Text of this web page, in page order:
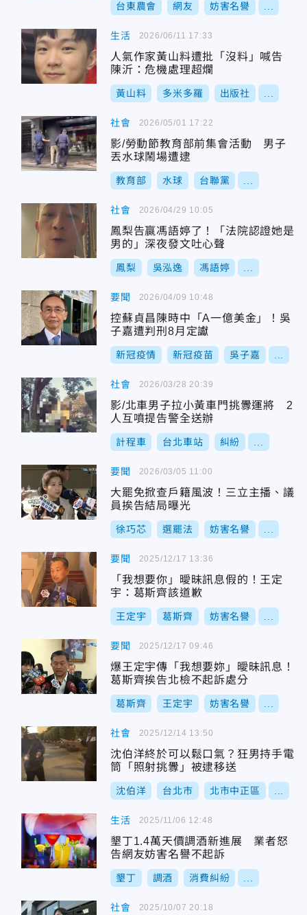
台東農會 網友 妨害名譽
生活
人氣作家黃山料遭批「沒料」喊告
陳沂：危機處理超爛
黃山料 多米多羅 出版社
2026/06/11 17:33
社會
影/勞動節教育部前集會活動 男子
丟水球鬧場遭逮
教育部 水球 台聯黨
2026/05/01 17:22
社會
鳳梨告贏馮語婷了！「法院認證她是
男的」深夜發文吐心聲
鳳梨 吳泓逸 馮語婷
2026/04/29 10:05
要聞
控蘇貞昌陳時中「A一億美金」！吳
子嘉遭判刑8月定讞
新冠疫情 新冠疫苗 吳子嘉
2026/04/09 10:48
社會
影/北車男子拉小黃車門挑釁運將 2
人互噴提告警全送辦
計程車 台北車站 糾紛
2026/03/28 20:39
要聞
大罷免掀查戶籍風波！三立主播、議
員挨告結局曝光
徐巧芯 選罷法 妨害名譽
2026/03/05 11:00
要聞
「我想要你」曖昧訊息假的！王定
宇：葛斯齊該道歉
王定宇 葛斯齊 妨害名譽
2025/12/17 13:36
要聞
爆王定宇傳「我想要妳」曖昧訊息！
葛斯齊挨告北檢不起訴處分
葛斯齊 王定宇 妨害名譽
2025/12/17 09:46
社會
沈伯洋終於可以鬆口氣？狂男持手電
筒「照射挑釁」被逮移送
沈伯洋 台北市 北市中正區
2025/12/14 13:50
生活
墾丁1.4萬天價調酒新進展 業者怒
告網友妨害名譽不起訴
墾丁 調酒 消費糾紛
2025/11/06 12:48
社會 2025/10/07 20:18